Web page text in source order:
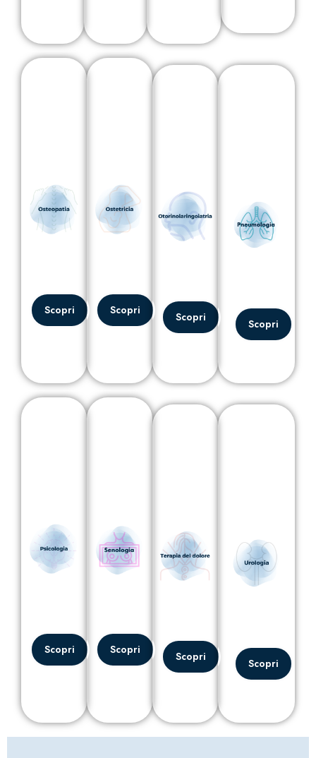
Scopri Scopri Scopri Scopri
Scopri Scopri Scopri Scopri